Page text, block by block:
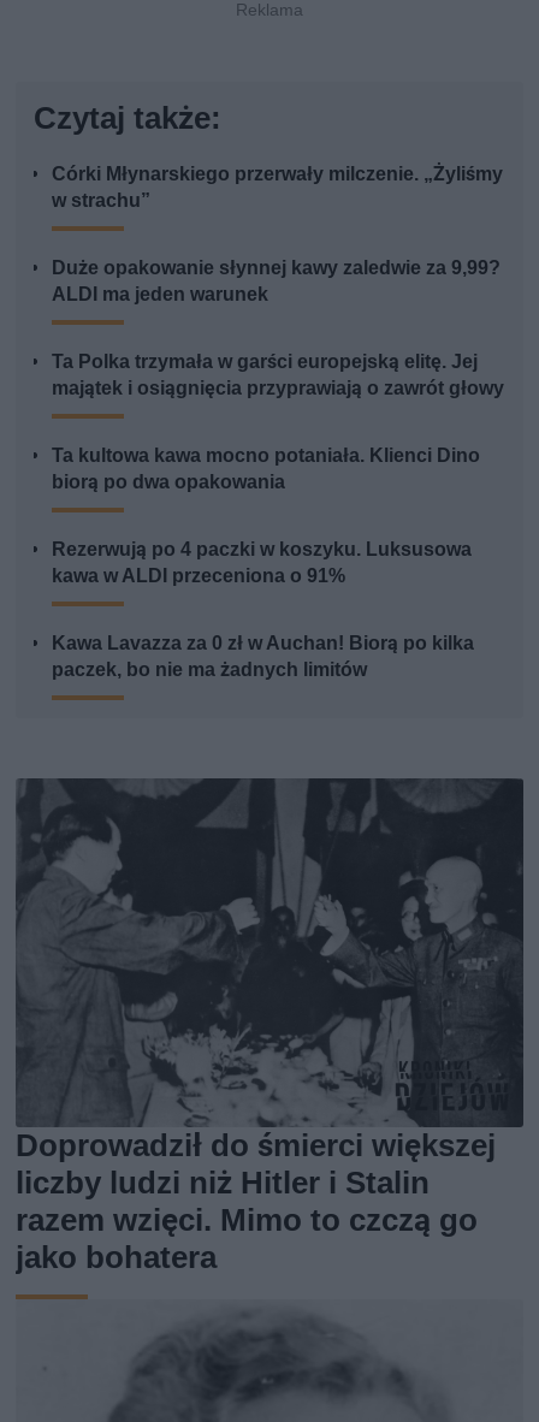
Czytaj także:
Córki Młynarskiego przerwały milczenie. „Żyliśmy
w strachu”
Duże opakowanie słynnej kawy zaledwie za 9,99?
ALDI ma jeden warunek
Ta Polka trzymała w garści europejską elitę. Jej
majątek i osiągnięcia przyprawiają o zawrót głowy
Ta kultowa kawa mocno potaniała. Klienci Dino
biorą po dwa opakowania
Rezerwują po 4 paczki w koszyku. Luksusowa
kawa w ALDI przeceniona o 91%
Kawa Lavazza za 0 zł w Auchan! Biorą po kilka
paczek, bo nie ma żadnych limitów
Doprowadził do śmierci większej
liczby ludzi niż Hitler i Stalin
razem wzięci. Mimo to czczą go
jako bohatera